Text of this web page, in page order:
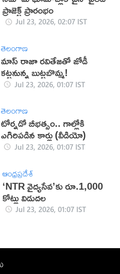
ప్రాజెక్ట్ ప్రారంభం
Jul 23, 2026, 02:07 IST
తెలంగాణ
మాస్ రాజా రవితేజతో జోడీ
కట్టనున్న బుట్టబొమ్మ!
Jul 23, 2026, 01:07 IST
తెలంగాణ
టోర్నడో బీభత్సం.. గాల్లోకి
ఎగిరిపడిన కార్లు (వీడియో)
Jul 23, 2026, 01:07 IST
ఆంధ్రప్రదేశ్
‘NTR వైద్యసేవ’కు రూ.1,000
కోట్లు విడుదల
Jul 23, 2026, 01:07 IST